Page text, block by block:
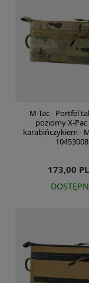
M-Tac - Portfel
poziomy X-Pac
karabińczykiem -
10453008
173,00